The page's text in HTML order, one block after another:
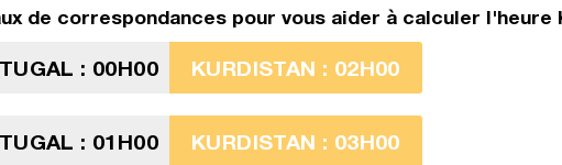
de correspondances pour vous aider à calculer
: 00H00 KURDISTAN : 02H00
: 01H00 KURDISTAN : 03H00